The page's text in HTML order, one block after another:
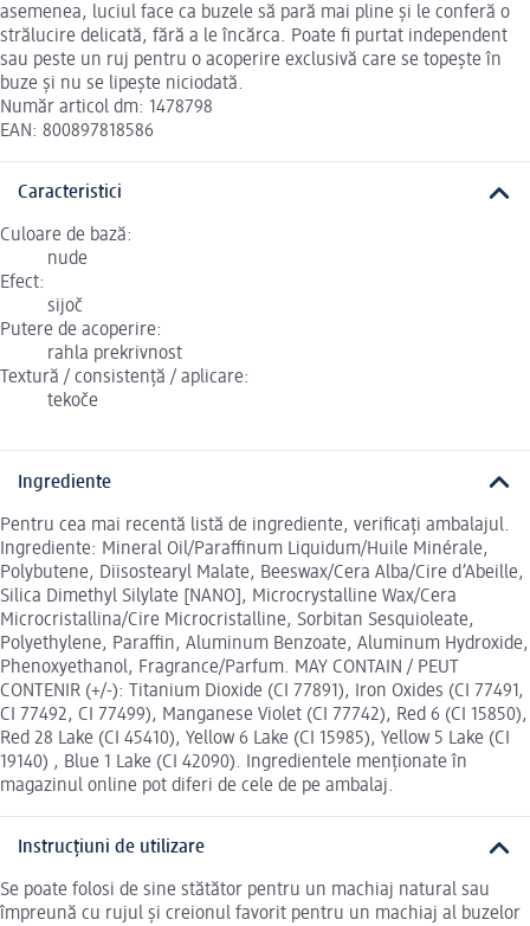
asemenea, luciul face ca buzele să pară mai pline și le conferă o
strălucire delicată, fără a le încărca. Poate fi purtat independent
sau peste un ruj pentru o acoperire exclusivă care se topește în
buze și nu se lipește niciodată.
Număr articol dm: 1478798
EAN: 800897818586
Caracteristici
Culoare de bază:
nude
Efect:
sijoč
Putere de acoperire:
rahla prekrivnost
Textură / consistență / aplicare:
tekoče
Ingrediente
Pentru cea mai recentă listă de ingrediente, verificați ambalajul.
Ingrediente: Mineral Oil/Paraffinum Liquidum/Huile Minérale,
Polybutene, Diisostearyl Malate, Beeswax/Cera Alba/Cire d’Abeille,
Silica Dimethyl Silylate [NANO], Microcrystalline Wax/Cera
Microcristallina/Cire Microcristalline, Sorbitan Sesquioleate,
Polyethylene, Paraffin, Aluminum Benzoate, Aluminum Hydroxide,
Phenoxyethanol, Fragrance/Parfum. MAY CONTAIN / PEUT
CONTENIR (+/-): Titanium Dioxide (CI 77891), Iron Oxides (CI 77491,
CI 77492, CI 77499), Manganese Violet (CI 77742), Red 6 (CI 15850),
Red 28 Lake (CI 45410), Yellow 6 Lake (CI 15985), Yellow 5 Lake (CI
19140) , Blue 1 Lake (CI 42090). Ingredientele menționate în
magazinul online pot diferi de cele de pe ambalaj.
Instrucțiuni de utilizare
Se poate folosi de sine stătător pentru un machiaj natural sau
împreună cu rujul și creionul favorit pentru un machiaj al buzelor